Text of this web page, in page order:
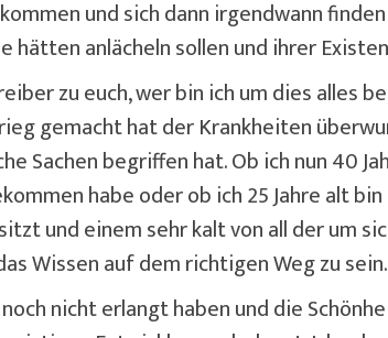
und sich dann irgendwann
anlächeln sollen und ihrer
zu euch, wer bin ich um dies alles
gemacht hat der Krankheiten
Sachen begriffen hat. Ob ich nun 40
habe oder ob ich 25 Jahre alt
und einem sehr kalt von all der um
Wissen auf dem richtigen Weg zu sein.
nicht erlangt haben und die